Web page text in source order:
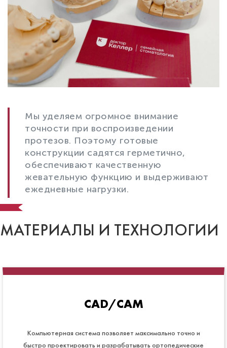
Мы уделяем огромное внимание
точности при воспроизведении
протезов. Поэтому готовые
конструкции садятся герметично,
обеспечивают качественную
жевательную функцию и выдерживают
ежедневные нагрузки.
МАТЕРИАЛЫ И ТЕХНОЛОГИИ
CAD/CAM
Компьютерная система позволяет максимально точно и
быстро проектировать и разрабатывать ортопедические